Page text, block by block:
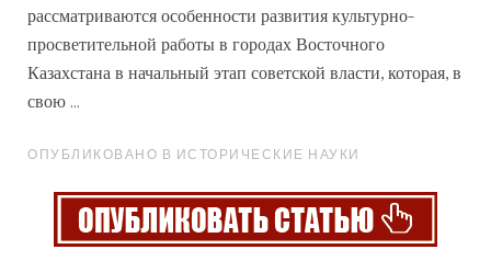
рассматриваются особенности развития культурно-
просветительной работы в городах Восточного
Казахстана в начальный этап советской власти, которая, в
свою ...
ОПУБЛИКОВАНО В ИСТОРИЧЕСКИЕ НАУКИ